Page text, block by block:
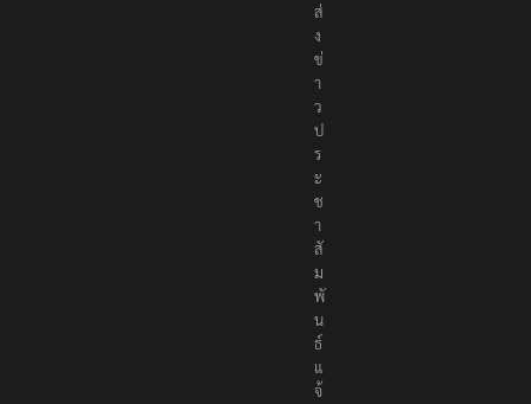
ส่
ง
ข่
า
ว
ป
ร
ะ
ช
า
สั
ม
พั
น
ธ์
แ
จ้